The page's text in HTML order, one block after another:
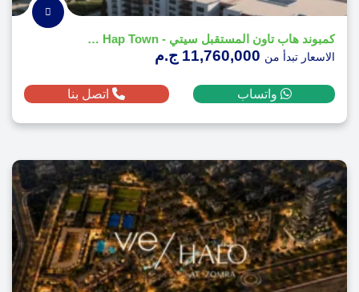
كمبوند هاب تاون المستقبل سيتي - Compound Hap Town
الاسعار تبدأ من
واتساب اتصل بنا